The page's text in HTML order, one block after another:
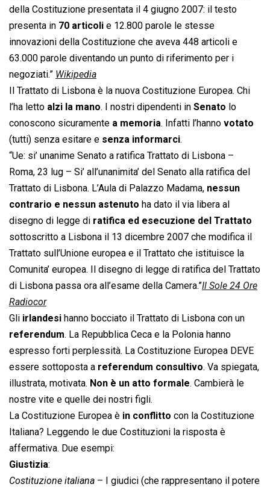
della Costituzione presentata il 4 giugno 2007: il testo
presenta in 70 articoli e 12.800 parole le stesse
innovazioni della Costituzione che aveva 448 articoli e
63.000 parole diventando un punto di riferimento per i
negoziati.” Wikipedia
Il Trattato di Lisbona è la nuova Costituzione Europea. Chi
l’ha letto alzi la mano. I nostri dipendenti in Senato lo
conoscono sicuramente a memoria. Infatti l’hanno votato
(tutti) senza esitare e senza informarci.
“Ue: si’ unanime Senato a ratifica Trattato di Lisbona –
Roma, 23 lug – Si’ all’unanimita’ del Senato alla ratifica del
Trattato di Lisbona. L’Aula di Palazzo Madama, nessun
contrario e nessun astenuto ha dato il via libera al
disegno di legge di ratifica ed esecuzione del Trattato
sottoscritto a Lisbona il 13 dicembre 2007 che modifica il
Trattato sull’Unione europea e il Trattato che istituisce la
Comunita’ europea. Il disegno di legge di ratifica del Trattato
di Lisbona passa ora all’esame della Camera.”Il Sole 24 Ore
Radiocor
Gli irlandesi hanno bocciato il Trattato di Lisbona con un
referendum. La Repubblica Ceca e la Polonia hanno
espresso forti perplessità. La Costituzione Europea DEVE
essere sottoposta a referendum consultivo. Va spiegata,
illustrata, motivata. Non è un atto formale. Cambierà le
nostre vite e quelle dei nostri figli.
La Costituzione Europea è in conflitto con la Costituzione
Italiana? Leggendo le due Costituzioni la risposta è
affermativa. Due esempi:
Giustizia:
Costituzione italiana – I giudici (che rappresentano il potere